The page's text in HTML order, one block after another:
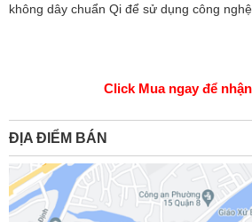
không dây chuẩn Qi để sử dụng công
Click Mua ngay để
ĐỊA ĐIỂM BÁN